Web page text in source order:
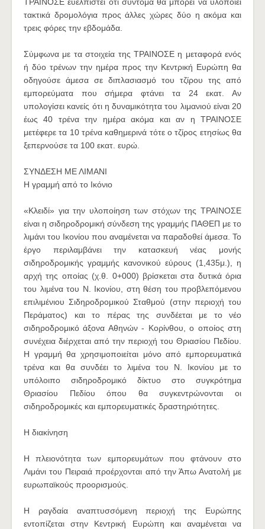
τακτικά δρομολόγια προς άλλες χώρες δύο η ακόμα και
τρεις φόρες την εβδομάδα.
Σύμφωνα με τα στοιχεία της ΤΡΑΙΝΟΣΕ η μεταφορά ενός
ή δύο τρένων την ημέρα προς την Κεντρική Ευρώπη θα
οδηγούσε άμεσα σε διπλασιασμό του τζίρου της από
εμπορεύματα που σήμερα φτάνει τα 24 εκατ. Αν
υπολογίσει κανείς ότι η δυναμικότητα του λιμανιού είναι 20
έως 40 τρένα την ημέρα ακόμα και αν η ΤΡΑΙΝΟΣΕ
μετέφερε τα 10 τρένα καθημερινά τότε ο τζίρος ετησίως θα
ξεπερνούσε τα 100 εκατ. ευρώ.
ΣΥΝΔΕΣΗ ΜΕ ΛΙΜΑΝΙ
Η γραμμή από το Ικόνιο
«Κλειδί» για την υλοποίηση των στόχων της ΤΡΑΙΝΟΣΕ
είναι η σιδηροδρομική σύνδεση της γραμμής ΠΑΘΕΠ με το
λιμάνι του Ικονίου που αναμένεται να παραδοθεί άμεσα. Το
έργο περιλαμβάνει την κατασκευή νέας μονής
σιδηροδρομικής γραμμής κανονικού εύρους (1,435μ.), η
αρχή της οποίας (χ.θ. 0+000) βρίσκεται στα δυτικά όρια
του λιμένα του Ν. Ικονίου, στη θέση του προβλεπόμενου
επιλιμένιου Σιδηροδρομικού Σταθμού (στην περιοχή του
Περάματος) και το πέρας της συνδέεται με το νέο
σιδηροδρομικό άξονα Αθηνών - Κορίνθου, ο οποίος στη
συνέχεια διέρχεται από την περιοχή του Θριασίου Πεδίου.
Η γραμμή θα χρησιμοποιείται μόνο από εμπορευματικά
τρένα και θα συνδέει το λιμένα του Ν. Ικονίου με το
υπόλοιπο σιδηροδρομικό δίκτυο στο συγκρότημα
Θριασίου Πεδίου όπου θα συγκεντρώνονται οι
σιδηροδρομικές και εμπορευματικές δραστηριότητες.
Η διακίνηση
Η πλειονότητα των εμπορευμάτων που φτάνουν στο
Λιμάνι του Πειραιά προέρχονται από την Άπω Ανατολή με
ευρωπαϊκούς προορισμούς.
Η ραγδαία αναπτυσσόμενη περιοχή της Ευρώπης
εντοπίζεται στην Κεντρική Ευρώπη και αναμένεται να